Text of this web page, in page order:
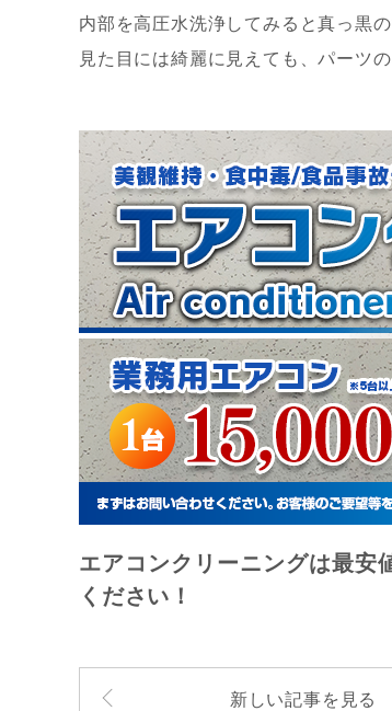
内部を高圧水洗浄してみると真っ黒
見た目には綺麗に見えても、パーツ
エアコンクリーニングは最安
ください！
新しい記事を見る